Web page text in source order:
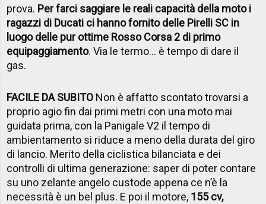
prova. Per farci saggiare le reali capacità della moto i
ragazzi di Ducati ci hanno fornito delle Pirelli SC in
luogo delle pur ottime Rosso Corsa 2 di primo
equipaggiamento. Via le termo… è tempo di dare il
gas.
FACILE DA SUBITO Non è affatto scontato trovarsi a
proprio agio fin dai primi metri con una moto mai
guidata prima, con la Panigale V2 il tempo di
ambientamento si riduce a meno della durata del giro
di lancio. Merito della ciclistica bilanciata e dei
controlli di ultima generazione: saper di poter contare
su uno zelante angelo custode appena ce n’è la
necessità è un bel plus. E poi il motore, 155 cv,